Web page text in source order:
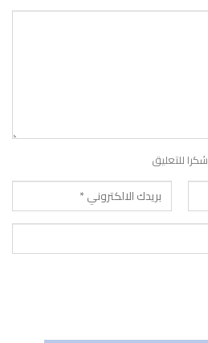
شكرا للتعليق